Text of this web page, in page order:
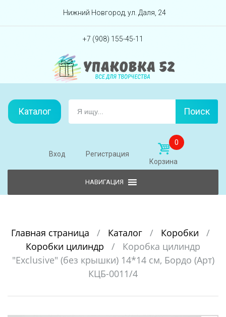
Перейти вниз
Нижний Новгород, ул. Даля, 24
+7 (908) 155-45-11
Каталог Поиск
Вход Регистрация
0
Корзина
Главная страница / Каталог / Коробки
/
Коробки цилиндр
/
Коробка цилиндр
"Exclusive" (без крышки) 14*14 см, Бордо (Арт)
КЦБ-0011/4